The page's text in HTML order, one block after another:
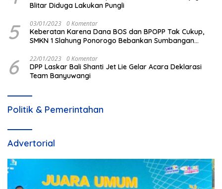
Blitar Diduga Lakukan Pungli
5 03/01/2023 0 Komentar
Keberatan Karena Dana BOS dan BPOPP Tak Cukup,
SMKN 1 Slahung Ponorogo Bebankan Sumbangan
6 22/01/2023 0 Komentar
DPP Laskar Bali Shanti Jet Lie Gelar Acara Deklarasi
Team Banyuwangi
Politik & Pemerintahan
Advertorial